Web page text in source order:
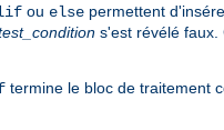
ou else permettent
s'est révélé faux.
termine le bloc de traitement